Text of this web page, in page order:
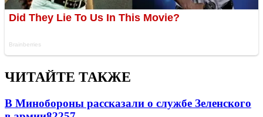
ЧИТАЙТЕ ТАКЖЕ
В Минобороны рассказали о службе Зеленского